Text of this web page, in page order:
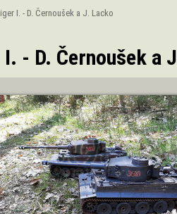
I. - D. Černoušek a J. Lacko
- D. Černoušek a
Autor: D. Černoušek a
ZOBRAZIT DETAIL